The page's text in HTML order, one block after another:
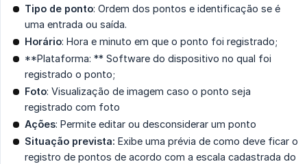
Tipo de ponto: Ordem dos pontos e identificação se é
uma entrada ou saída.
Horário: Hora e minuto em que o ponto foi registrado;
**Plataforma: ** Software do dispositivo no qual foi
registrado o ponto;
Foto: Visualização de imagem caso o ponto seja
registrado com foto
Ações: Permite editar ou desconsiderar um ponto
Situação prevista: Exibe uma prévia de como deve ficar o
registro de pontos de acordo com a escala cadastrada do